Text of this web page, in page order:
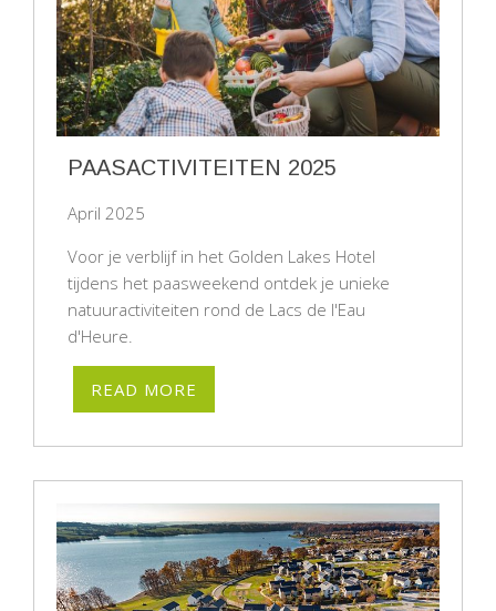
PAASACTIVITEITEN 2025
April 2025
Voor je verblijf in het Golden Lakes Hotel
tijdens het paasweekend ontdek je unieke
natuuractiviteiten rond de Lacs de l'Eau
d'Heure.
READ MORE